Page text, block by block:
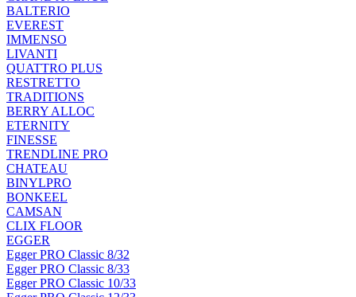
BALTERIO
EVEREST
IMMENSO
LIVANTI
QUATTRO PLUS
RESTRETTO
TRADITIONS
BERRY ALLOC
ETERNITY
FINESSE
TRENDLINE PRO
CHATEAU
BINYLPRO
BONKEEL
CAMSAN
CLIX FLOOR
EGGER
Egger PRO Classic 8/32
Egger PRO Classic 8/33
Egger PRO Classic 10/33